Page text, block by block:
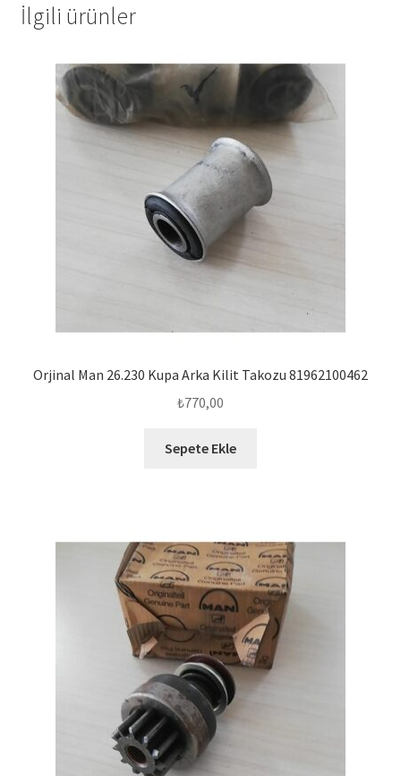
İlgili ürünler
Orjinal Man 26.230 Kupa Arka Kilit Takozu 81962100462
₺770,00
Sepete Ekle